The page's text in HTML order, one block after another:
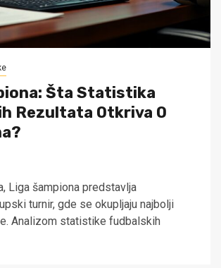
Šta Statistika
Rezultata Otkriva O
Liga šampiona predstavlja
turnir, gde se okupljaju najbolji
Analizom statistike fudbalskih